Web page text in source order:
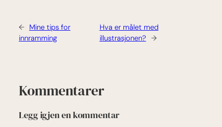
← Mine tips for
innramming
Hva er målet med
illustrasjonen? →
Kommentarer
Legg igjen en kommentar